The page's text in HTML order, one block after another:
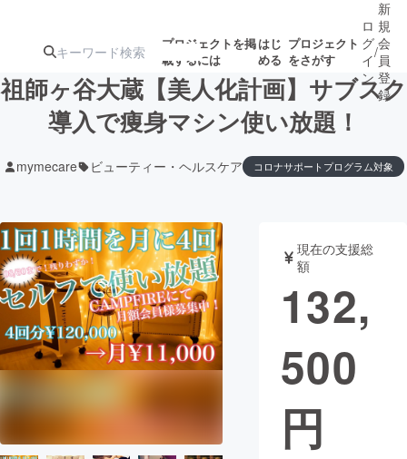
プロジェクトを掲
載するには
はじ
める
プロジェクト
をさがす
ジェクト
ターン
ジェクト
募集終了が近いプ
ロジェクト
もうすぐ公開
されます
アート・写真 音楽
テクノロジー・ガジェット ゲーム・サ
映像・映画
まちづくり・地域活性化
ロ
グ
イ
ン
/
新
規
会
員
登
録
祖師ヶ谷大蔵【美人化計画】サブスク
導入で痩身マシン使い放題！
mymecare ビューティー・ヘルスケア コロナサポートプログラム対象
現在の支援総
額
132,
500
円